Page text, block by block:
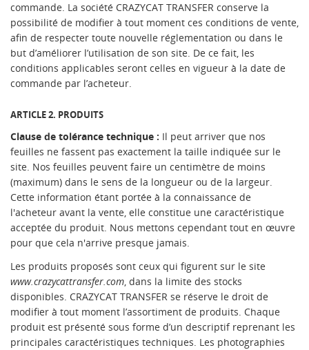
commande. La société CRAZYCAT TRANSFER conserve la
possibilité de modifier à tout moment ces conditions de vente,
afin de respecter toute nouvelle réglementation ou dans le
but d’améliorer l’utilisation de son site. De ce fait, les
conditions applicables seront celles en vigueur à la date de
commande par l’acheteur.
ARTICLE 2. PRODUITS
Clause de tolérance technique : Il peut arriver que nos
feuilles ne fassent pas exactement la taille indiquée sur le
site. Nos feuilles peuvent faire un centimètre de moins
(maximum) dans le sens de la longueur ou de la largeur.
Cette information étant portée à la connaissance de
l'acheteur avant la vente, elle constitue une caractéristique
acceptée du produit. Nous mettons cependant tout en œuvre
pour que cela n'arrive presque jamais.
Les produits proposés sont ceux qui figurent sur le site
www.crazycattransfer.com, dans la limite des stocks
disponibles. CRAZYCAT TRANSFER se réserve le droit de
modifier à tout moment l’assortiment de produits. Chaque
produit est présenté sous forme d’un descriptif reprenant les
principales caractéristiques techniques. Les photographies